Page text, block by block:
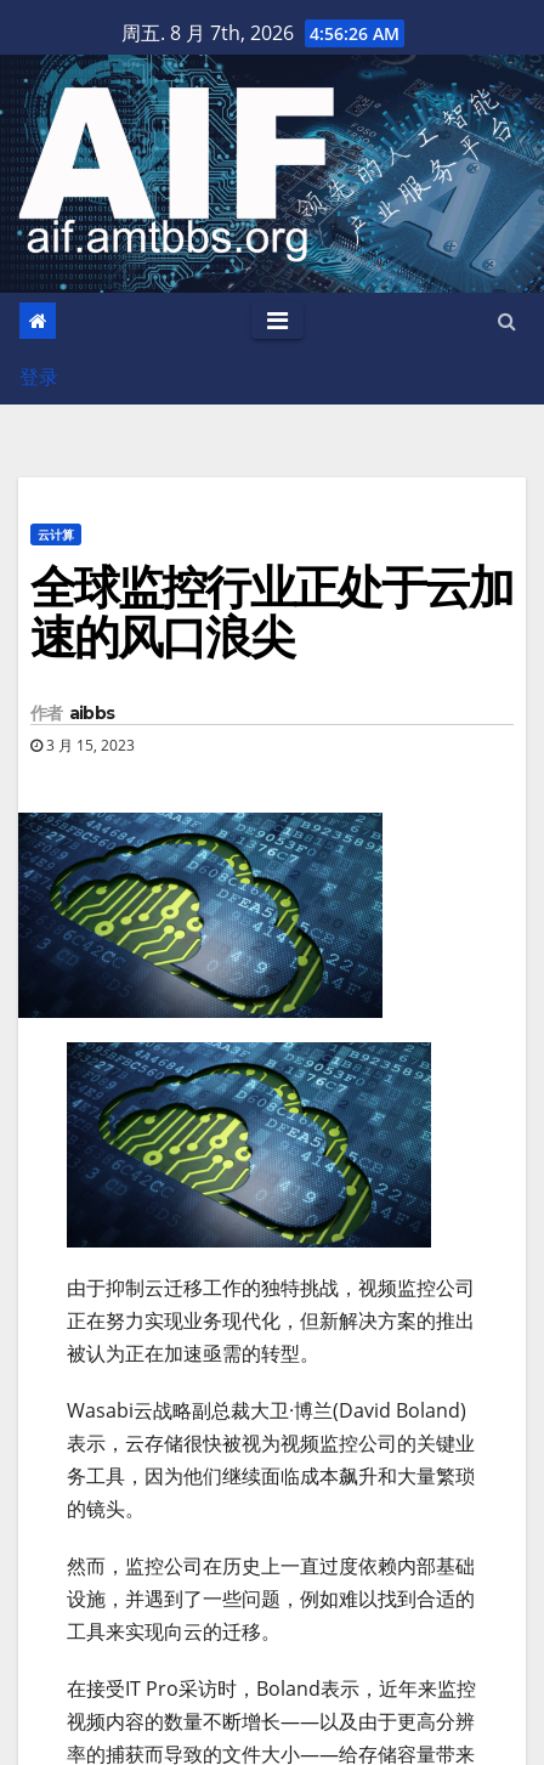
至
内
容
周五. 8 月 7th, 2026 4:56:27 AM
登录
云计算
全球监控行业正处于云加
速的风口浪尖
作者 aibbs
3 月 15, 2023
由于抑制云迁移工作的独特挑战，视频监控公司
正在努力实现业务现代化，但新解决方案的推出
被认为正在加速亟需的转型。
Wasabi云战略副总裁大卫·博兰(David Boland)
表示，云存储很快被视为视频监控公司的关键业
务工具，因为他们继续面临成本飙升和大量繁琐
的镜头。
然而，监控公司在历史上一直过度依赖内部基础
设施，并遇到了一些问题，例如难以找到合适的
工具来实现向云的迁移。
在接受IT Pro采访时，Boland表示，近年来监控
视频内容的数量不断增长——以及由于更高分辨
率的捕获而导致的文件大小——给存储容量带来